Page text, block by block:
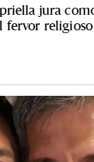
jura
fervor